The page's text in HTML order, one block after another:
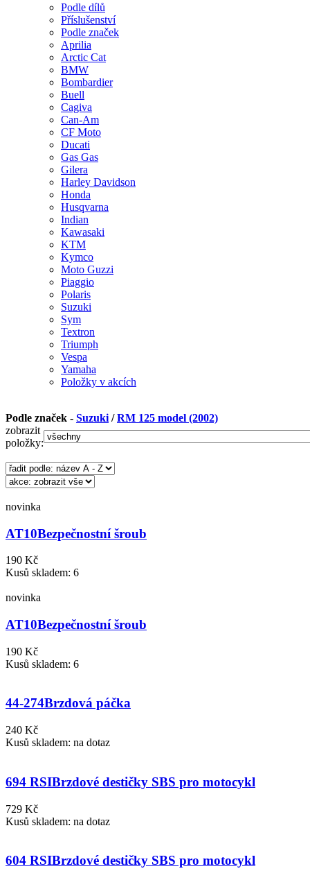
Podle dílů
Příslušenství
Podle značek
Aprilia
Arctic Cat
BMW
Bombardier
Buell
Cagiva
Can-Am
CF Moto
Ducati
Gas Gas
Gilera
Harley Davidson
Honda
Husqvarna
Indian
Kawasaki
KTM
Kymco
Moto Guzzi
Piaggio
Polaris
Suzuki
Sym
Textron
Triumph
Vespa
Yamaha
Položky v akcích
Podle značek - Suzuki /RM 125 model (2002)
zobrazit
položky:
novinka
AT10Bezpečnostní šroub
190 Kč
Kusů skladem: 6
novinka
AT10Bezpečnostní šroub
190 Kč
Kusů skladem: 6
44-274Brzdová páčka
240 Kč
Kusů skladem: na dotaz
694 RSIBrzdové destičky SBS pro motocykl
729 Kč
Kusů skladem: na dotaz
604 RSIBrzdové destičky SBS pro motocykl